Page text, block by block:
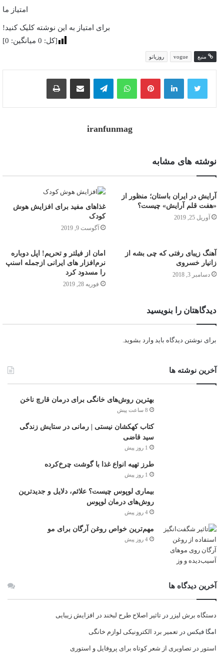
امتیاز ما
برای امتیاز به این نوشته کلیک کنید!
[کل: 0 میانگین: 0
]
منبع vogue روزیاتو
پینترست واتس آپ تلگرام اشتراک گذاری از طریق ایمیل
iranfunmag
نوشته های مشابه
آرایش در ایران باستان؛ منظور از
«هفت قلم آرایش» چیست؟
آوریل 25, 2019
غذاهای مفید برای افزایش هوش
کودک
آگوست 9, 2019
آهنگ زیبای رفتی که چی بشه از
زانیار خسروی
دسامبر 3, 2018
امان از فیلتر و تحریم! اپل دوباره
نرم‌افزار های ایرانی ازجمله اسنپ
را مسدود کرد
فوریه 28, 2019
دیدگاهتان را بنویسید
برای نوشتن دیدگاه باید وارد بشوید
آخرین نوشته ها
بهترین روش‌های خانگی برای درمان قارچ ناخن
8 ساعت پیش
کتاب کهکشان نیستی | رمانی در ستایش زندگی
سید قاضی
1 روز پیش
طرز تهیه انواع غذا با گوشت چرخ‌کرده
1 روز پیش
بیماری لوپوس چیست؟ علائم، دلایل و جدیدترین
روش‌های درمان لوپوس
4 روز پیش
مهم‌ترین خواص روغن آرگان برای مو
4 روز پیش
آخرین دیدگاه ها
دستگاه برش لیزر در تاثیر اصلاح طرح لبخند در افزایش زیبایی
امگا فیکس در تعمیر برد الکترونیکی لوازم خانگی
استور در تصاویری از شعر کوتاه برای پروفایل و استوری